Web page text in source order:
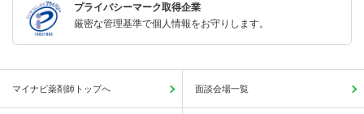
プライバシーマーク取得企業
厳密な管理基準で個人情報をお守りします。
マイナビ薬剤師トップへ 面談会場一覧